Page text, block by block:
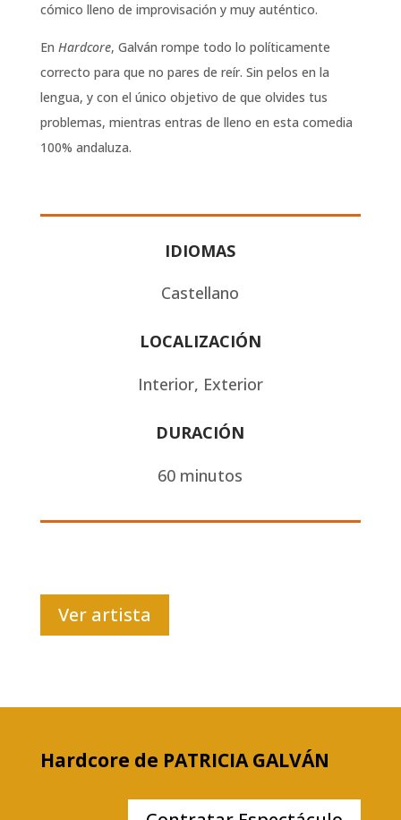
cómico lleno de improvisación y muy auténtico.
En Hardcore, Galván rompe todo lo políticamente
correcto para que no pares de reír. Sin pelos en la
lengua, y con el único objetivo de que olvides tus
problemas, mientras entras de lleno en esta comedia
100% andaluza.
IDIOMAS
Castellano
LOCALIZACIÓN
Interior, Exterior
DURACIÓN
60 minutos
Ver artista
Hardcore de PATRICIA GALVÁN